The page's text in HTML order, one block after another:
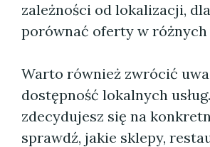
zależności od lokalizacji,
porównać oferty w różnych
Warto również zwrócić
dostępność lokalnych
zdecydujesz się na
sprawdź, jakie sklepy,